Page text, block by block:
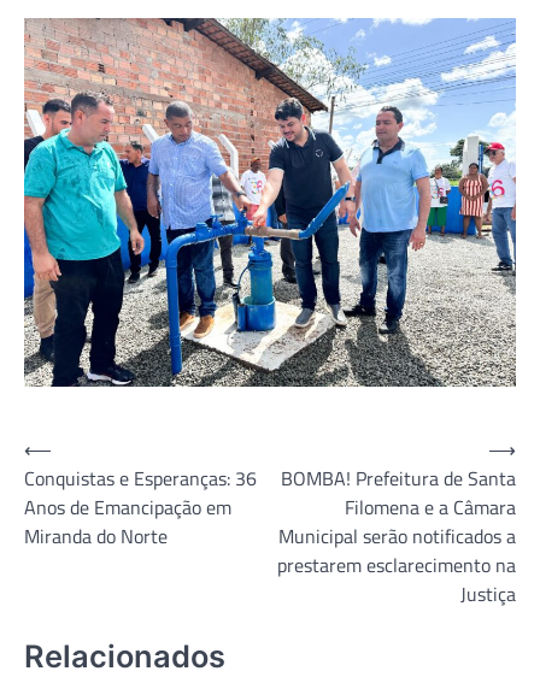
Navegação
de
Post
⟵
Conquistas e Esperanças: 36
Anos de Emancipação em
Miranda do Norte
BOMBA! Prefeitura de Santa
Filomena e a Câmara
Municipal serão notificados a
prestarem esclarecimento na
Justiça
⟶
Relacionados